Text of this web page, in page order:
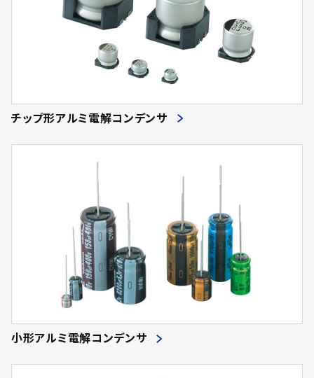
チップ形アルミ電解コンデンサ
小形アルミ電解コンデンサ